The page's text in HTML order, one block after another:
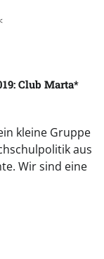
Club Marta*
kleine Gruppe
aus
Wir sind eine